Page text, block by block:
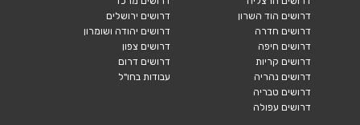
דרושים הוד השרון
דרושים חדרה
דרושים חיפה
דרושים קריות
דרושים נהריה
דרושים טבריה
דרושים עפולה
דרושים ירושלים
דרושים יהודה ושומרון
דרושים צפון
דרושים דרום
עבודות בחו"ל